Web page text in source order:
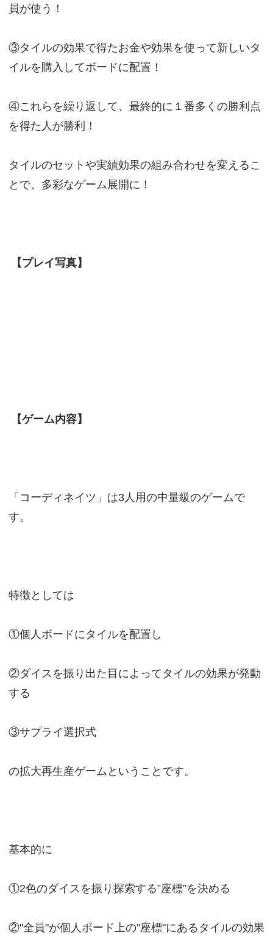
員が使う！
③タイルの効果で得たお金や効果を使って新しいタ
イルを購入してボードに配置！
④これらを繰り返して、最終的に１番多くの勝利点
を得た人が勝利！
タイルのセットや実績効果の組み合わせを変えるこ
とで、多彩なゲーム展開に！
【プレイ写真】
【ゲーム内容】
「コーディネイツ」は3人用の中量級のゲームで
す。
特徴としては
①個人ボードにタイルを配置し
②ダイスを振り出た目によってタイルの効果が発動
する
③サプライ選択式
の拡大再生産ゲームということです。
基本的に
①2色のダイスを振り探索する”座標”を決める
②"全員"が個人ボード上の"座標"にあるタイルの効果